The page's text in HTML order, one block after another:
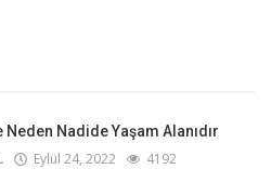
Neden Nadide Yaşam Alanıdır
Eylül 24, 2022 4192